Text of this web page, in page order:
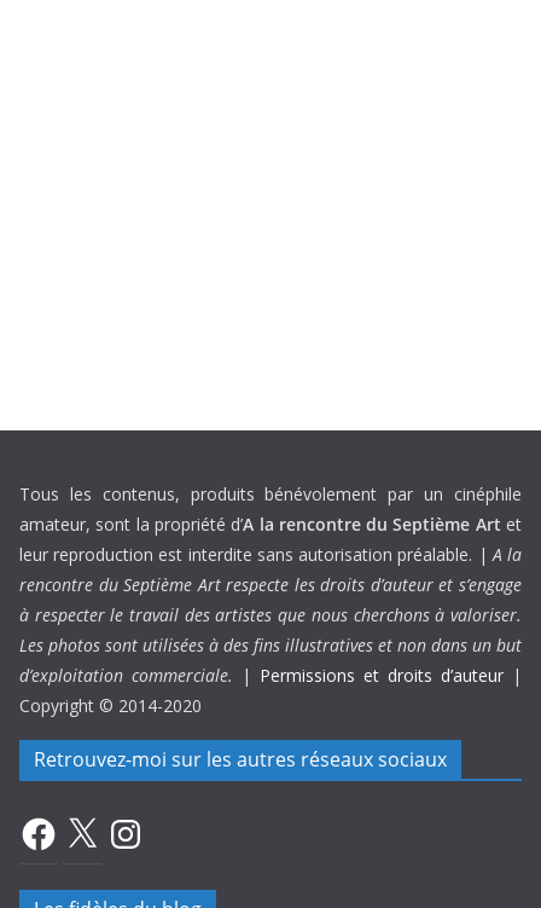
Tous les contenus, produits bénévolement par un cinéphile
amateur, sont la propriété d’A la rencontre du Septième Art et
leur reproduction est interdite sans autorisation préalable. |A la
rencontre du Septième Art respecte les droits d’auteur et s’engage
à respecter le travail des artistes que nous cherchons à valoriser.
Les photos sont utilisées à des fins illustratives et non dans un but
d’exploitation commerciale.
| Permissions et droits d’auteur |
Copyright © 2014-2020
Retrouvez-moi sur les autres réseaux sociaux
Facebook
X Instagram